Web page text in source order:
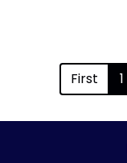
First 1